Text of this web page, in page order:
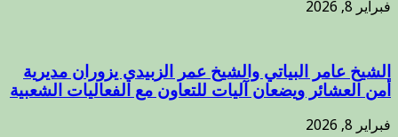
فبراير 8, 2026
الشيخ عامر البياتي والشيخ عمر الزبيدي يزوران مديرية
أمن العشائر ويضعان آليات للتعاون مع الفعاليات الشعبية
فبراير 8, 2026